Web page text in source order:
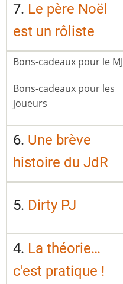
7. Le père Noël
est un rôliste
Bons-cadeaux pour le MJ
Bons-cadeaux pour les
joueurs
6. Une brève
histoire du JdR
5. Dirty PJ
4. La théorie…
c'est pratique !